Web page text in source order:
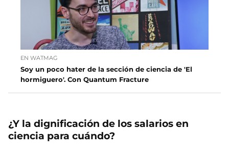
EN WATMAG
Soy un poco hater de la sección de ciencia de 'El
hormiguero'. Con Quantum Fracture
¿Y la dignificación de los salarios en
ciencia para cuándo?